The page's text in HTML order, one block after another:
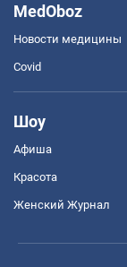
MedOboz
Новости медицины
Covid
Шоу
Афиша
Красота
Женский Журнал